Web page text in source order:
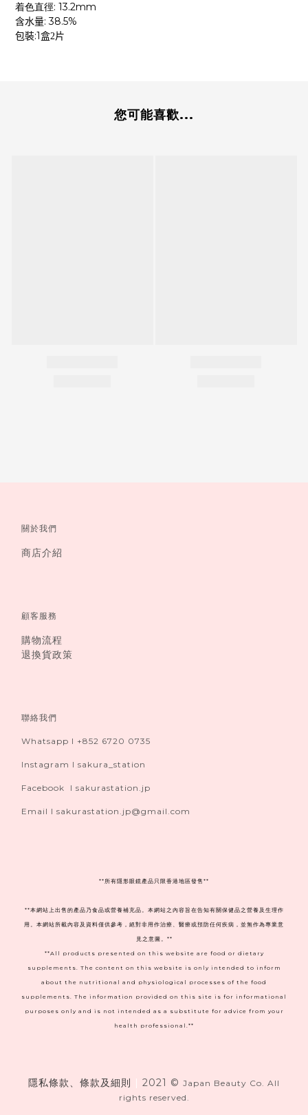
着色直徑: 13.2mm
含水量: 38.5%
包裝:1 盒2片
您可能喜歡...
關於我們
商店介紹
顧客服務
購物流程
退換貨政策
聯絡我們
Whatsapp I +852 6720 0735
Instagram I sakura_station
Facebook I sakurastation.jp
Email I sakurastation.jp@gmail.com
** 所有隱形眼鏡產品只限香港地區發售**
**本網站上出售的產品乃食品或營養補充品。本網站之內容旨在告知有關保健品之營養及生理作
用。本網站所載內容及資料僅供參考，絕對非用作治療、醫療或預防任何疾病，並無作為專業意
見之意圖。**
**All products presented on this website are food or dietary
supplements. The content on this website is only intended to inform
about the nutritional and physiological processes of the food
supplements. The information provided on this site is for informational
purposes only and is not intended as a substitute for advice from your
health professional.**
隱私條款、條款及細則 2021 © Japan Beauty Co. All
rights reserved.